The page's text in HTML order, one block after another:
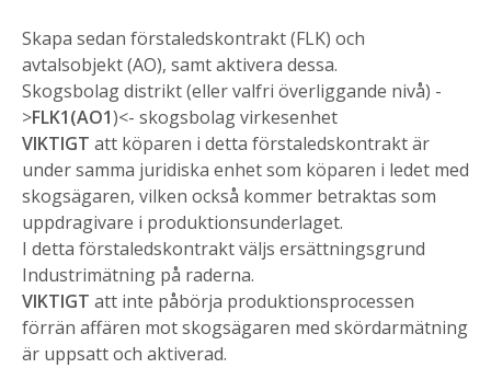
Skapa sedan förstaledskontrakt (FLK) och
avtalsobjekt (AO), samt aktivera dessa.
Skogsbolag distrikt (eller valfri överliggande nivå) -
>FLK1(AO1)<- skogsbolag virkesenhet
VIKTIGT att köparen i detta förstaledskontrakt är
under samma juridiska enhet som köparen i ledet med
skogsägaren, vilken också kommer betraktas som
uppdragivare i produktionsunderlaget.
I detta förstaledskontrakt väljs ersättningsgrund
Industrimätning på raderna.
VIKTIGT att inte påbörja produktionsprocessen
förrän affären mot skogsägaren med skördarmätning
är uppsatt och aktiverad.